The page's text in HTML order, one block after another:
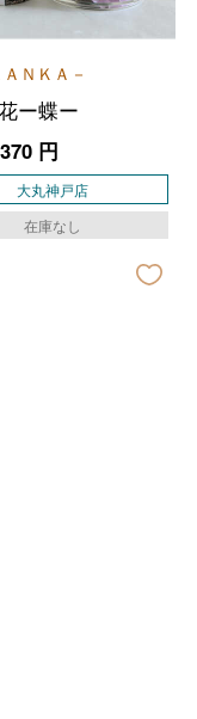
ＮＫＡ－
ー蝶ー
円
大丸神戸店
在庫なし
ト